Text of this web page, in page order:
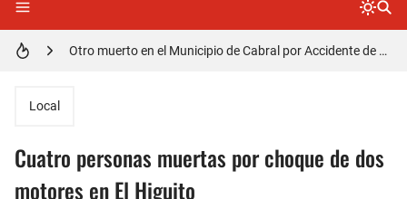
Otro muerto en el Municipio de Cabral por Accidente de Tránsito
Asaltantes hieren de bala joven Cabraleño en la carretera Cabral – Barahona
Local
Cuatro personas muertas por choque de dos
motores en El Higuito